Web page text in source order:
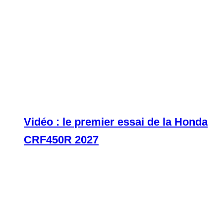
Vidéo : le premier essai de la Honda
CRF450R 2027